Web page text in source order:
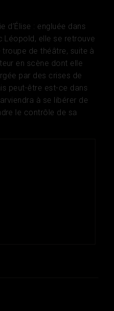
d’Élise : engluée dans
Léopold, elle se retrouve
troupe de théâtre, suite à
en scène dont elle
par des crises de
peut-être est-ce dans
à se libérer de
le contrôle de sa